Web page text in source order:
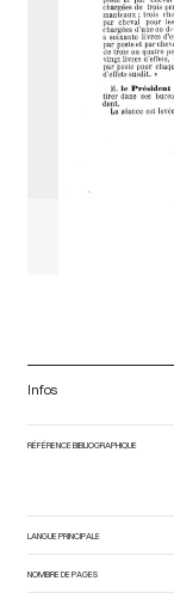
Infos
RÉFÉRENCE BIBLIOGRAPHIQUE
LANGUE PRINCIPALE
NOMBRE DE PAGES